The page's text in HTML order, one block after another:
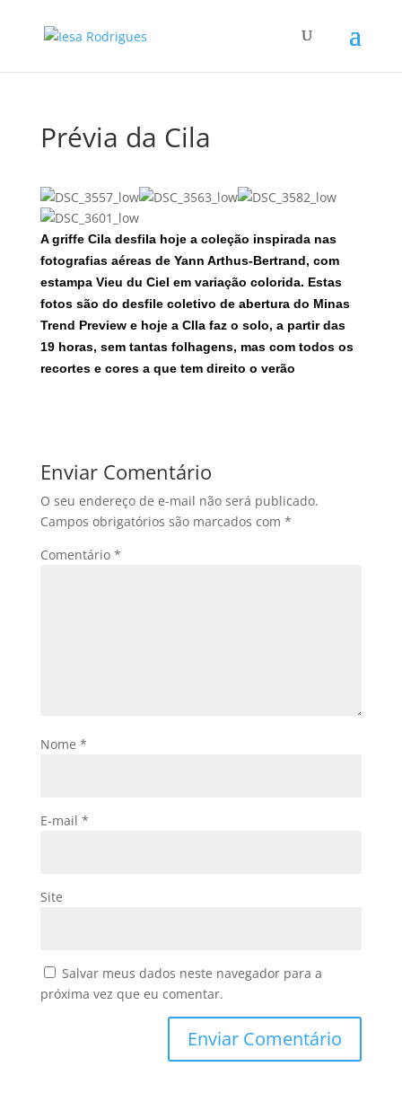
Prévia da Cila
A griffe Cila desfila hoje a coleção inspirada nas
fotografias aéreas de Yann Arthus-Bertrand, com
estampa Vieu du Ciel em variação colorida. Estas
fotos são do desfile coletivo de abertura do Minas
Trend Preview e hoje a CIla faz o solo, a partir das
19 horas, sem tantas folhagens, mas com todos os
recortes e cores a que tem direito o verão
Enviar Comentário
O seu endereço de e-mail não será publicado.
Campos obrigatórios são marcados com *
Comentário *
Nome *
E-mail *
Site
Salvar meus dados neste navegador para a
próxima vez que eu comentar.